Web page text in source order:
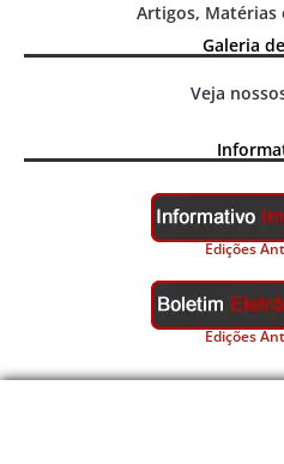
Artigos, Matérias
Galeria
Veja
Edições
Edições